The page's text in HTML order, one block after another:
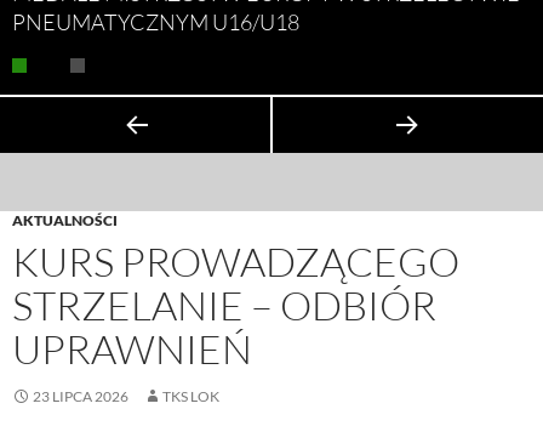
PNEUMATYCZNYM U16/U18
AKTUALNOŚCI
KURS PROWADZĄCEGO
STRZELANIE – ODBIÓR
UPRAWNIEŃ
23 LIPCA 2026 TKS LOK